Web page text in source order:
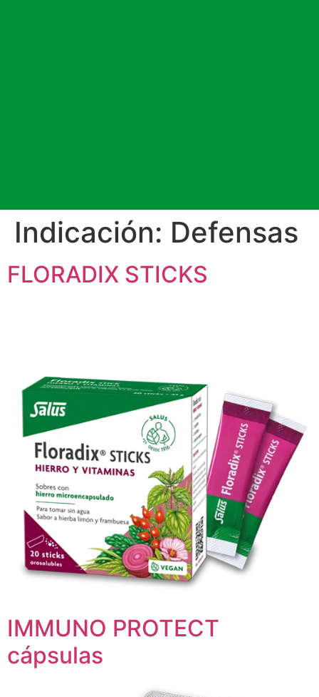
Indicación: Defensas
FLORADIX STICKS
IMMUNO PROTECT
cápsulas